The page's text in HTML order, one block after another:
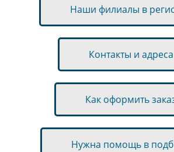
Наши филиалы в
Контакты и адреса
Как оформить
Нужна помощь в